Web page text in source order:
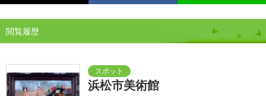
閲覧履歴
浜松市美術館